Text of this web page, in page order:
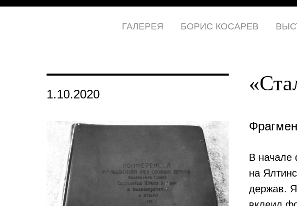
ГАЛЕРЕЯ БОРИС КОСАРЕВ
1.10.2020
В начале
на
держав.